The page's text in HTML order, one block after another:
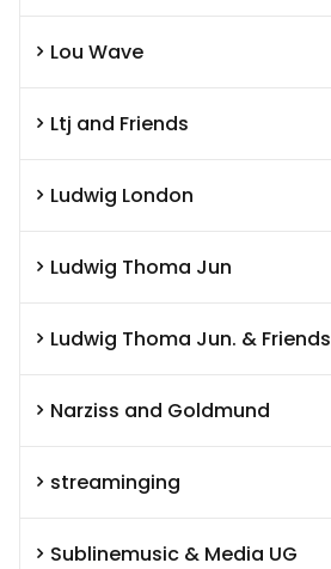
Lou Wave
Ltj and Friends
Ludwig London
Ludwig Thoma Jun
Ludwig Thoma Jun. & Friends
Narziss and Goldmund
streaminging
Sublinemusic & Media UG